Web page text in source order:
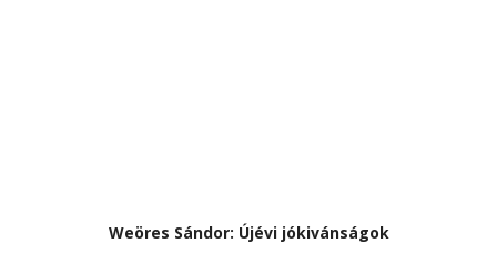
Weöres Sándor: Újévi jókivánságok